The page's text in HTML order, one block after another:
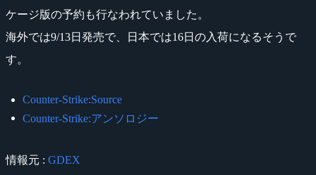
ケージ版の予約も行なわれていました。
海外では9/13日発売で、日本では16日の入荷になるそうで
す。
Counter-Strike:Source
Counter-Strike:アンソロジー
情報元 : GDEX